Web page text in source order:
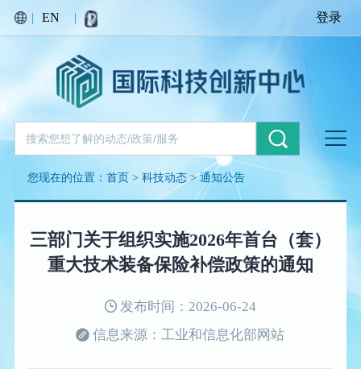
| EN | 登录
您现在的位置：首页 >科技动态>通知公告
三部门关于组织实施2026年首台（套）
重大技术装备保险补偿政策的通知
发布时间：2026-06-24
信息来源：工业和信息化部网站